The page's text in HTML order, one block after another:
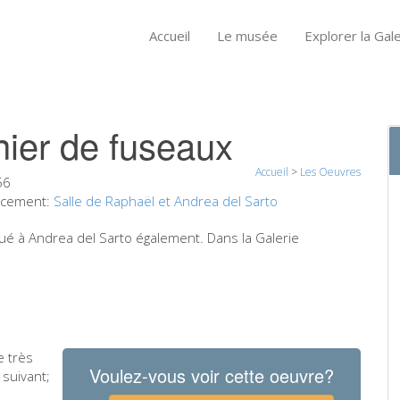
Accueil Le musée Explorer la
de fuseaux
Accueil > Les Oeuvres
Salle de Raphaël et Andrea del Sarto
à Andrea del Sarto également. Dans la Galerie
Voulez-vous voir cette oeuvre?
très